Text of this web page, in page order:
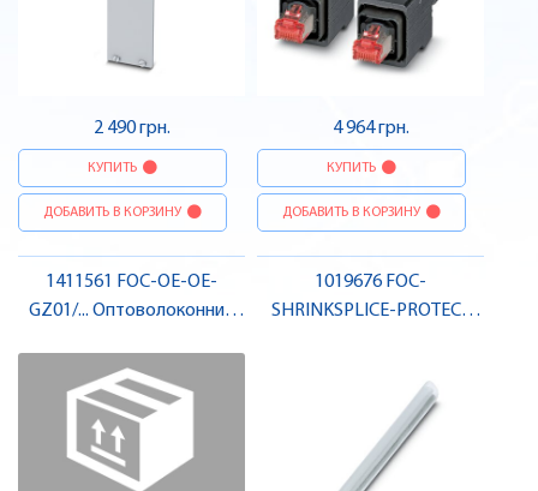
2 490 грн.
КУПИТЬ
ДОБАВИТЬ В КОРЗИНУ
4 964 грн.
КУПИТЬ
ДОБАВИТЬ В КОРЗИНУ
1411561 FOC-OE-OE-
GZ01/... Оптоволоконний
Pheonix Contact
1019676 FOC-
SHRINKSPLICE-PROTECT